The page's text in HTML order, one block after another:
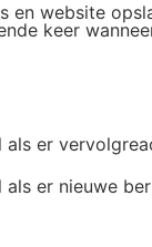
en website
keer
als er
als er nieuwe